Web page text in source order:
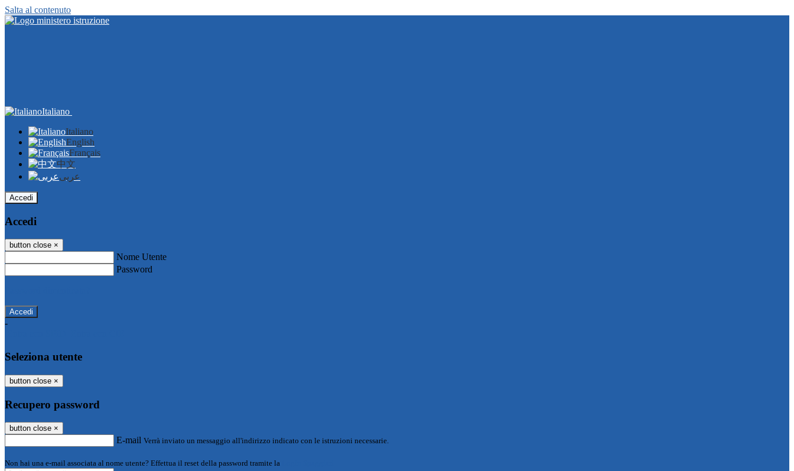
Salta al contenuto
Italiano
Italiano
English
Français
中文
عربى
Accedi
Accedi
button close ×
Nome Utente
Password
-
Seleziona utente
button close ×
Recupero password
button close ×
E-mail Verrà inviato un messaggio all'indirizzo indicato con le istruzioni necessarie.
Non hai una e-mail associata al nome utente? Effettua il reset della password tramite la